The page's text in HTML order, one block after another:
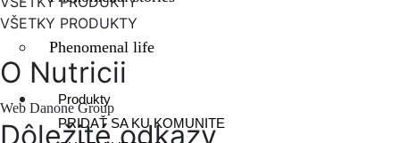
Phenomenal life
Produkty
PRIDAŤ SA KU KOMUNITE
VŠETKY PRODUKTY
O Nutricii
Web Danone Group
Dôležité odkazy